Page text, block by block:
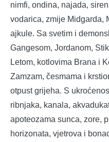
nimfi, ondina, najada,
vodarica, zmije Midgarda,
ajkule. Sa svetim i
Gangesom, Jordanom,
Letom, kotlovima Brana i
Zamzam, česmama i
otpust grijeha. S
ribnjaka, kanala,
apoteozama sunca, zore,
horizonata, vjetrova i